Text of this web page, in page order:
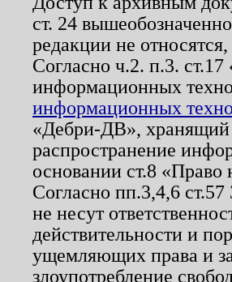
ст. 24
редакции не
Согласно ч.2. п.3.
информационных
информационных
«Дебри-ДВ», хранящий
распространение
основании ст.8
Согласно пп.3,4,6
не несут
действительности и
ущемляющих права и
злоупотребление